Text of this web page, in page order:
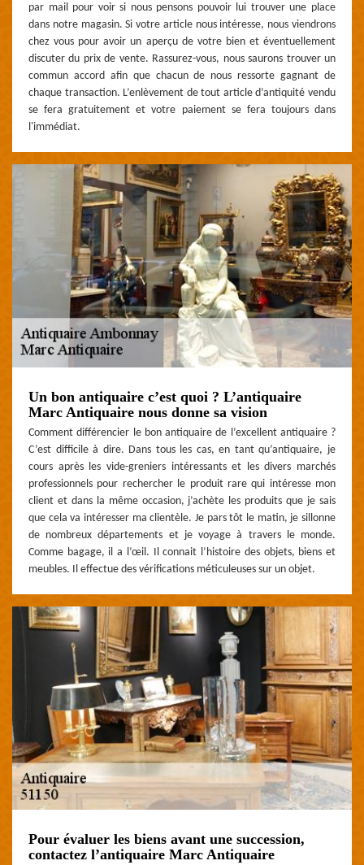
par mail pour voir si nous pensons pouvoir lui trouver une place
dans notre magasin. Si votre article nous intéresse, nous viendrons
chez vous pour avoir un aperçu de votre bien et éventuellement
discuter du prix de vente. Rassurez-vous, nous saurons trouver un
commun accord afin que chacun de nous ressorte gagnant de
chaque transaction. L’enlèvement de tout article d’antiquité vendu
se fera gratuitement et votre paiement se fera toujours dans
l'immédiat.
Un bon antiquaire c’est quoi ? L’antiquaire
Marc Antiquaire nous donne sa vision
Comment différencier le bon antiquaire de l’excellent antiquaire ?
C’est difficile à dire. Dans tous les cas, en tant qu’antiquaire, je
cours après les vide-greniers intéressants et les divers marchés
professionnels pour rechercher le produit rare qui intéresse mon
client et dans la même occasion, j’achète les produits que je sais
que cela va intéresser ma clientèle. Je pars tôt le matin, je sillonne
de nombreux départements et je voyage à travers le monde.
Comme bagage, il a l’œil. Il connait l’histoire des objets, biens et
meubles. Il effectue des vérifications méticuleuses sur un objet.
Pour évaluer les biens avant une succession,
contactez l’antiquaire Marc Antiquaire